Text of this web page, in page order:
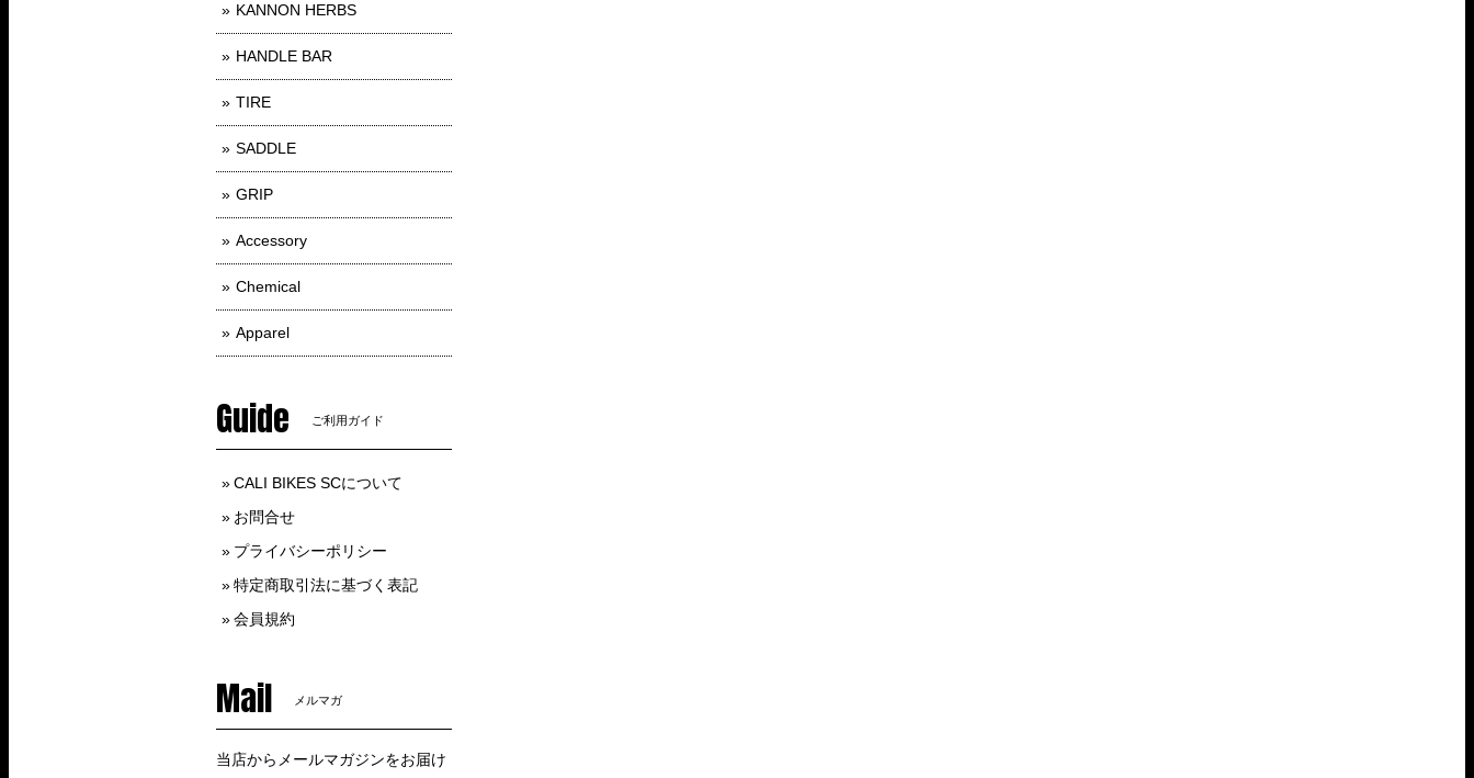
KANNON HERBS
HANDLE BAR
TIRE
SADDLE
GRIP
Accessory
Chemical
Apparel
Guide ご利用ガイド
CALI BIKES SCについて
お問合せ
プライバシーポリシー
特定商取引法に基づく表記
会員規約
Mail メルマガ
当店からメールマガジンをお届け